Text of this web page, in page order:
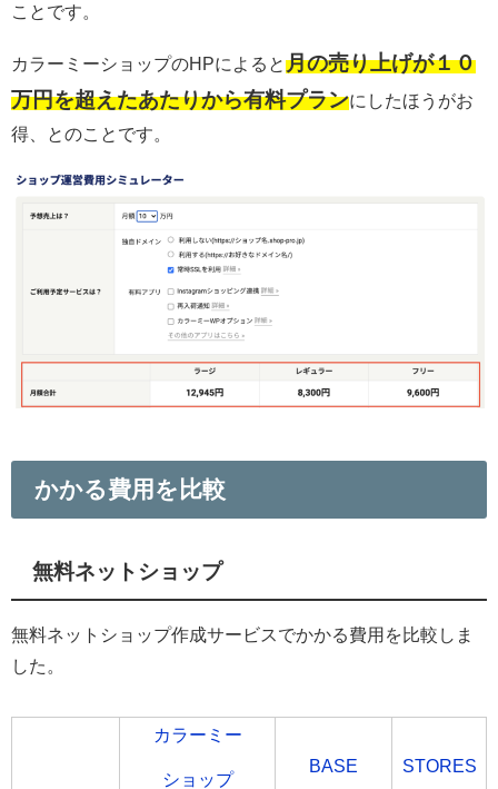
ことです。
カラーミーショップのHPによると月の売り上げが１０
万円を超えたあたりから有料プランにしたほうがお
得、とのことです。
かかる費用を比較
無料ネットショップ
無料ネットショップ作成サービスでかかる費用を比較しま
した。
カラーミー
ショップ
BASE STORES